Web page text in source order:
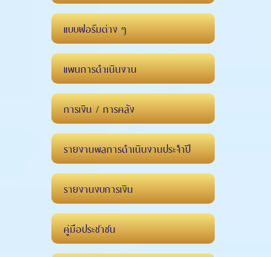
แบบฟอร์มต่าง ๆ
แผนการดำเนินงาน
การเงิน / การคลัง
รายงานผลการดำเนินงานประจำปี
รายงานงบการเงิน
คู่มือประชาชน